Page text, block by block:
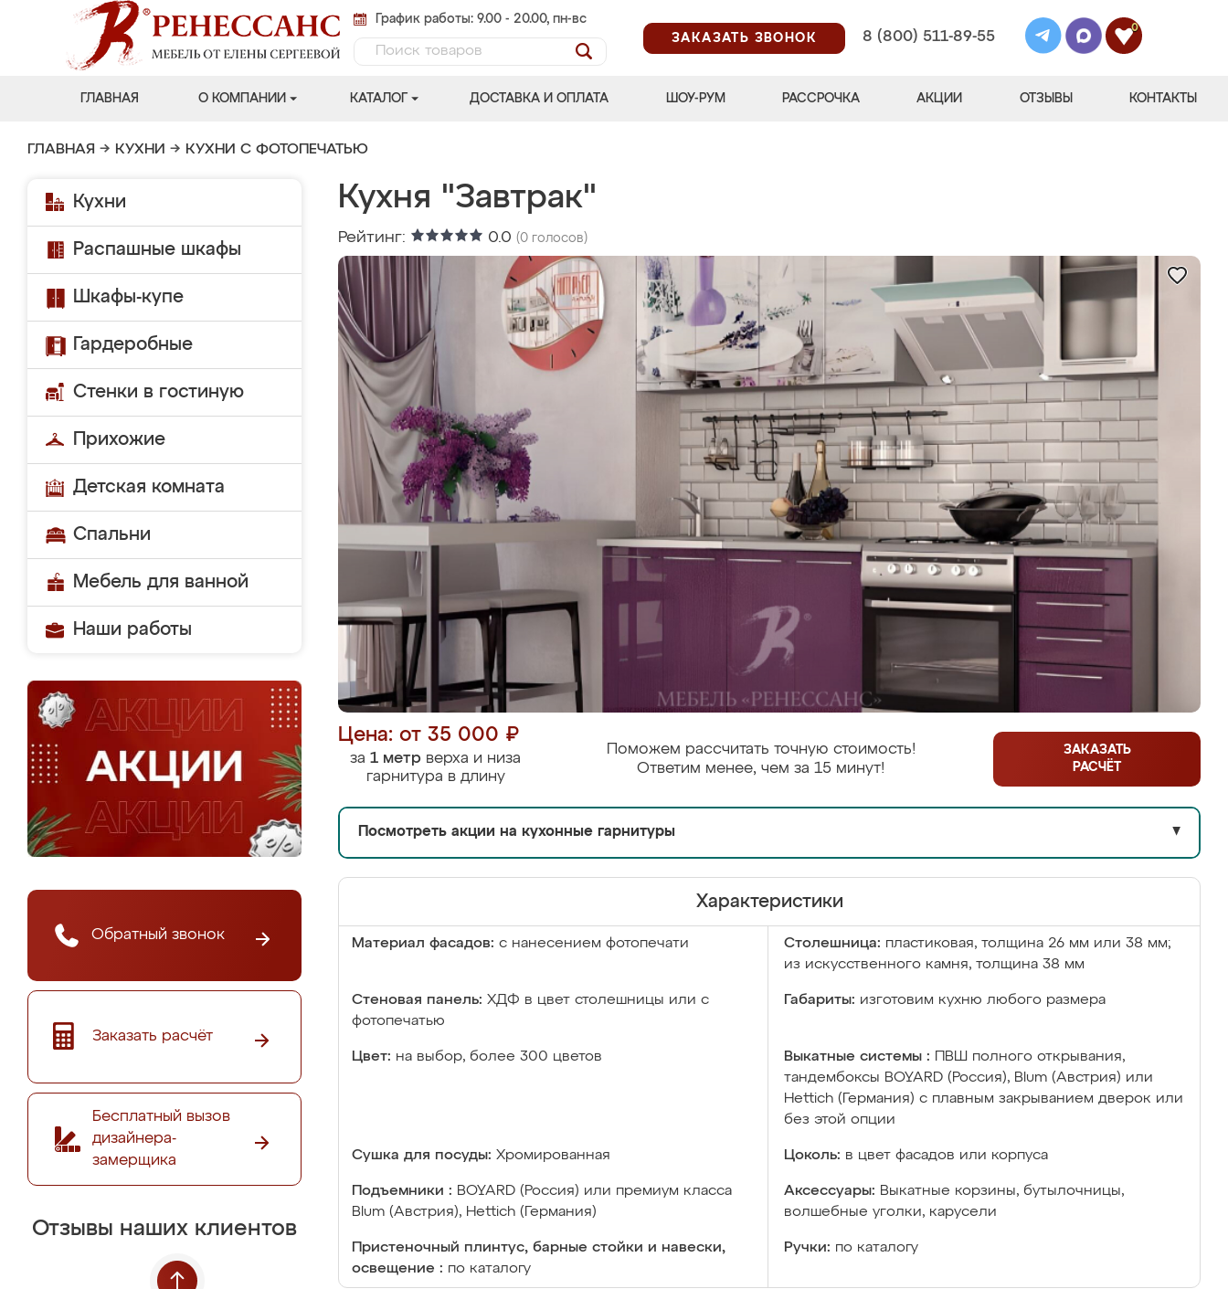
График работы: 9.00 - 20.00, пн-вс
ЗАКАЗАТЬ ЗВОНОК
8 (800) 511-89-55
0
ГЛАВНАЯ О КОМПАНИИ КАТАЛОГ ДОСТАВКА И ОПЛАТА ШОУ-РУМ РАССРОЧКА АКЦИИ ОТЗЫВЫ КОНТАКТЫ
ГЛАВНАЯ → КУХНИ → КУХНИ С ФОТОПЕЧАТЬЮ
Кухни
Распашные шкафы
Шкафы-купе
Гардеробные
Стенки в гостиную
Прихожие
Детская комната
Спальни
Мебель для ванной
Наши работы
Обратный звонок
Заказать расчёт
Бесплатный вызов
дизайнера-
замерщика
Отзывы наших клиентов
Кухня "Завтрак"
Рейтинг: 0.0 (0 голосов)
Цена: от 35 000 ₽
за 1 метр верха и низа
гарнитура в длину
Поможем рассчитать точную стоимость!
Ответим менее, чем за 15 минут!
ЗАКАЗАТЬ
РАСЧЁТ
Посмотреть акции на кухонные гарнитуры ▼
Характеристики
Материал фасадов: с нанесением фотопечати Столешница: пластиковая, толщина 26 мм или 38 мм;
из искусственного камня, толщина 38 мм
Стеновая панель: ХДФ в цвет столешницы или с
фотопечатью
Габариты: изготовим кухню любого размера
Цвет: на выбор, более 300 цветов Выкатные системы :
ПВШ полного открывания,
тандембоксы BOYARD (Россия), Blum (Австрия) или
Hettich (Германия) с плавным закрыванием дверок или
без этой опции
Сушка для посуды: Хромированная Цоколь: в цвет фасадов или корпуса
Подъемники : BOYARD (Россия) или премиум класса
Blum (Австрия), Hettich (Германия)
Аксессуары: Выкатные корзины, бутылочницы,
волшебные уголки, карусели
Пристеночный плинтус, барные стойки и навески,
освещение : по каталогу
Ручки: по каталогу